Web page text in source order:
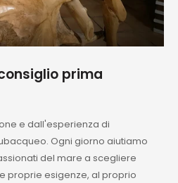
prima
e dall'esperienza di
Ogni giorno aiutiamo
del mare a scegliere
proprie esigenze, al proprio